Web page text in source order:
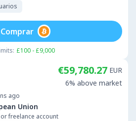
£100 - £9,000
Comprar
ago
Union
freelance account
€59,780.27 EUR
6% above market